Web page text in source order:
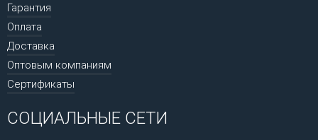
Гарантия
Оплата
Доставка
Оптовым компаниям
Сертификаты
СОЦИАЛЬНЫЕ СЕТИ